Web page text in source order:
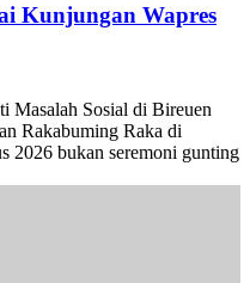
Kunjungan Wapres
Masalah Sosial di Bireuen
Rakabuming Raka di
2026 bukan seremoni gunting